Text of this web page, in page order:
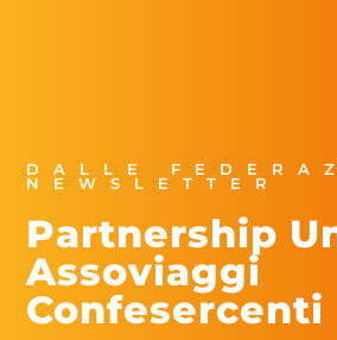
DALLE
NEWSLETTER
Partnership
Assoviaggi
Confesercenti